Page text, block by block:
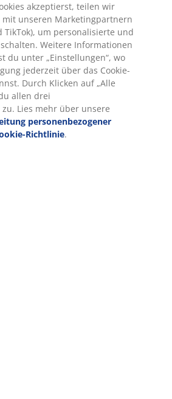
deinen
kleinen
Balkon
dekorieren
kannst
Essentials:
Das brauchst
du für
Camping,
Picknicks und
Festivals
akzeptierst, teilen wir
mit unseren Marketingpartnern
TikTok), um personalisierte und
Weitere Informationen
du unter „Einstellungen“, wo
jederzeit über das Cookie-
Durch Klicken auf „Alle
allen drei
Lies mehr über unsere
personenbezogener
Richtlinie.